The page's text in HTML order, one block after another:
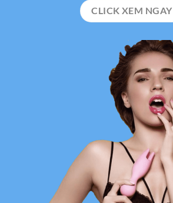
CLICK XEM NGAY